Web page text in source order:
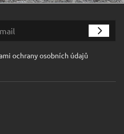
ochrany osobních údajů